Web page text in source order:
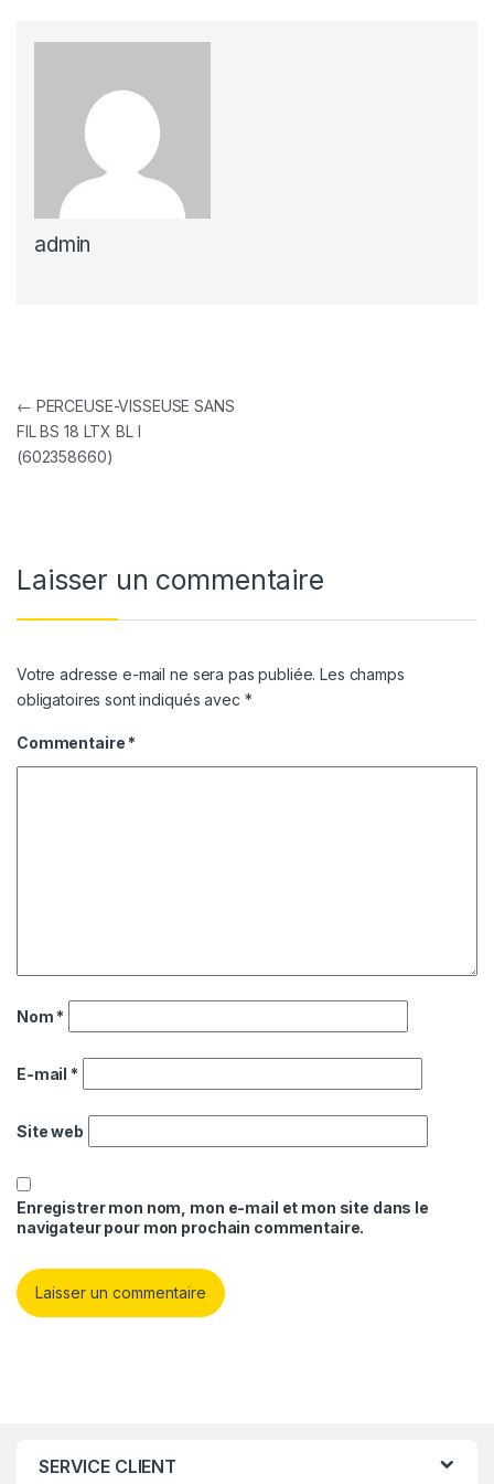
admin
Navigation de l’article
← PERCEUSE-VISSEUSE SANS
FIL BS 18 LTX BL I
(602358660)
Laisser un commentaire
Votre adresse e-mail ne sera pas publiée. Les champs
obligatoires sont indiqués avec *
Commentaire *
Nom *
E-mail *
Site web
Enregistrer mon nom, mon e-mail et mon site dans le
navigateur pour mon prochain commentaire.
SERVICE CLIENT